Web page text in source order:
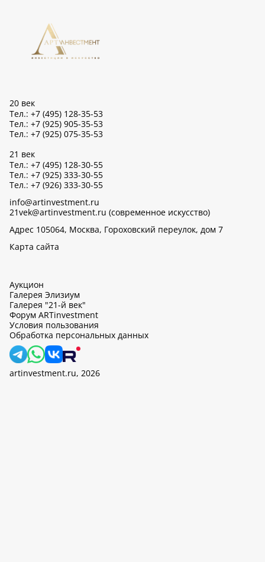
20 век
Тел.: +7 (495) 128-35-53
Тел.: +7 (925) 905-35-53
Тел.: +7 (925) 075-35-53
21 век
Тел.: +7 (495) 128-30-55
Тел.: +7 (925) 333-30-55
Тел.: +7 (926) 333-30-55
info@artinvestment.ru
21vek@artinvestment.ru (современное искусство)
Адрес 105064, Москва, Гороховский переулок, дом 7
Карта сайта
Аукцион
Галерея Элизиум
Галерея "21-й век"
Форум ARTinvestment
Условия пользования
Обработка персональных данных
artinvestment.ru, 2026